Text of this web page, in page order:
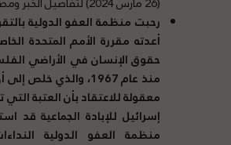
رحبت منظمة العفو الدولية
أعدته مقررة الأمم المتحدة
حقوق الإنسان في الأراضي
منذ عام1967، والذي خلص إلى
معقولة للاعتقاد بأن العتبة
إسرائيل للإبادة الجماعية قد
منظمة العفو الدولية